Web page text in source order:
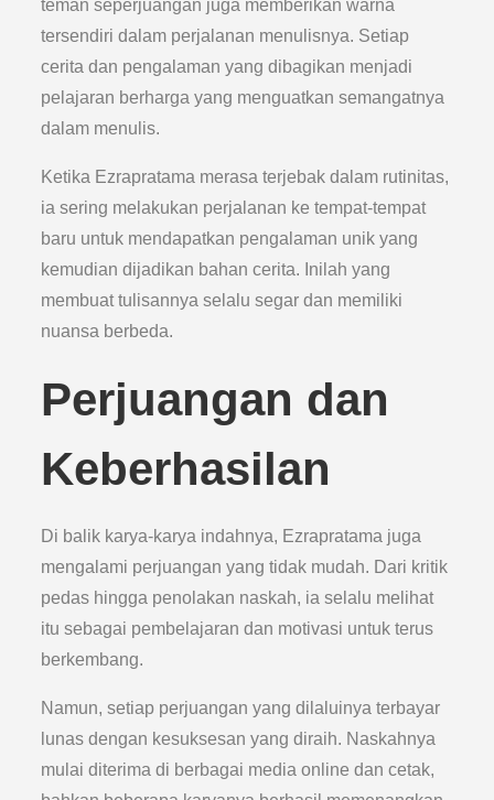
teman seperjuangan juga memberikan warna
tersendiri dalam perjalanan menulisnya. Setiap
cerita dan pengalaman yang dibagikan menjadi
pelajaran berharga yang menguatkan semangatnya
dalam menulis.
Ketika Ezrapratama merasa terjebak dalam rutinitas,
ia sering melakukan perjalanan ke tempat-tempat
baru untuk mendapatkan pengalaman unik yang
kemudian dijadikan bahan cerita. Inilah yang
membuat tulisannya selalu segar dan memiliki
nuansa berbeda.
Perjuangan dan
Keberhasilan
Di balik karya-karya indahnya, Ezrapratama juga
mengalami perjuangan yang tidak mudah. Dari kritik
pedas hingga penolakan naskah, ia selalu melihat
itu sebagai pembelajaran dan motivasi untuk terus
berkembang.
Namun, setiap perjuangan yang dilaluinya terbayar
lunas dengan kesuksesan yang diraih. Naskahnya
mulai diterima di berbagai media online dan cetak,